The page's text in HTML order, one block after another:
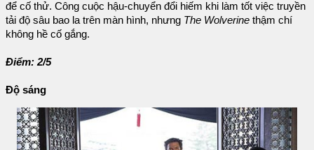
để cố thử. Công cuộc hậu-chuyển đổi hiếm khi làm tốt việc truyền
tải độ sâu bao la trên màn hình, nhưng The Wolverine thậm chí
không hề cố gắng.
Điểm: 2/5
Độ sáng